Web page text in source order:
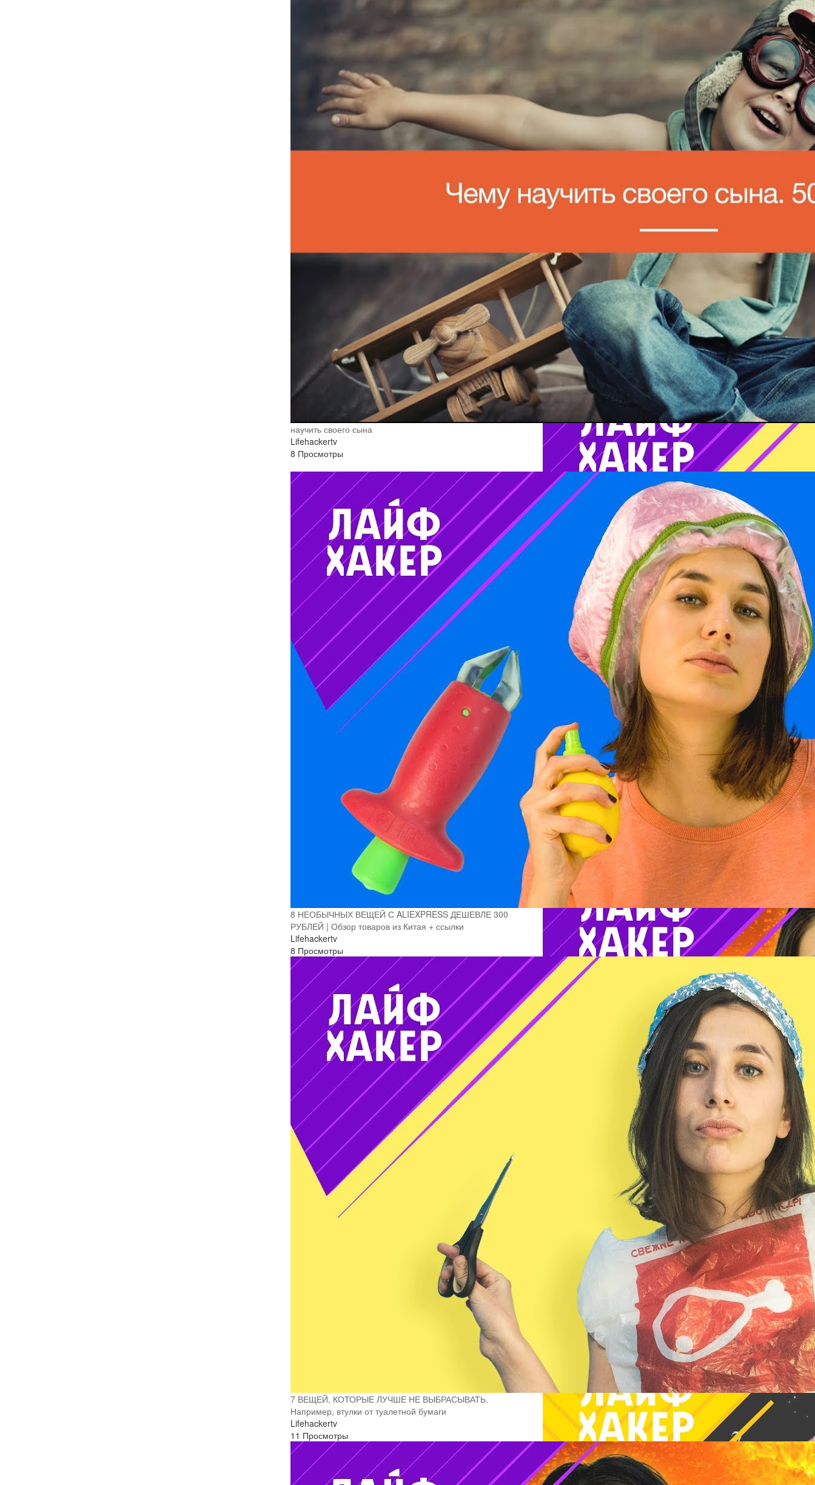
8 НЕОБЫЧНЫХ ВЕЩЕЙ С ALIEXPRESS ДЕШЕВЛЕ 300
РУБЛЕЙ | Обзор товаров из Китая + ссылки
Lifehackertv
8 Просмотры
7 ВЕЩЕЙ, КОТОРЫЕ ЛУЧШЕ НЕ ВЫБРАСЫВАТЬ.
Например, втулки от туалетной бумаги
Lifehackertv
11 Просмотры
6 самых дурацких вещей, которые могут случиться в
новогоднюю ночь
Lifehackertv
7 Просмотры
научить своего сына
Lifehackertv
8 Просмотры
8 НЕОБЫЧНЫХ ВЕЩЕЙ С ALIEXPRESS ДЕШЕВЛЕ 300
РУБЛЕЙ | Обзор товаров из Китая + ссылки
Lifehackertv
8 Просмотры
7 ВЕЩЕЙ, КОТОРЫЕ ЛУЧШЕ НЕ ВЫБРАСЫВАТЬ.
Например, втулки от туалетной бумаги
Lifehackertv
11 Просмотры